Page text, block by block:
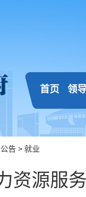
首页 领
告 > 就业
资源服